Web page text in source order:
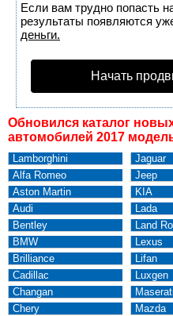
Если вам трудно попасть
результаты появляются
деньги.
Начать
Обновился каталог
автомобилей 2017
Lamborghini
Alfa Romeo
Aston Martin
Audi
Bentley
BMW
Brilliance
Cadillac
Changan
Chery
Jaguar
Jeep
KIA
Lada
Land
Lexus
Lifan
Luxgen
Maserati
Mazda